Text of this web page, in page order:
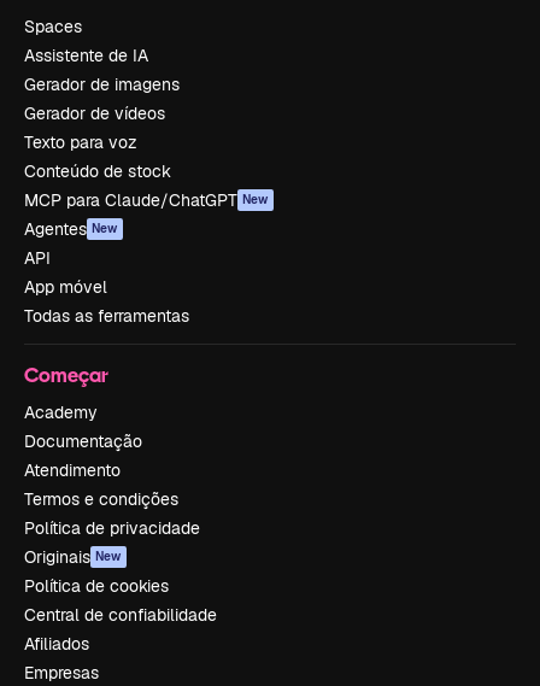
Spaces
Assistente de IA
Gerador de imagens
Gerador de vídeos
Texto para voz
Conteúdo de stock
MCP para Claude/ChatGPT New
Agentes New
API
App móvel
Todas as ferramentas
Começar
Academy
Documentação
Atendimento
Termos e condições
Política de privacidade
Originais New
Política de cookies
Central de confiabilidade
Afiliados
Empresas